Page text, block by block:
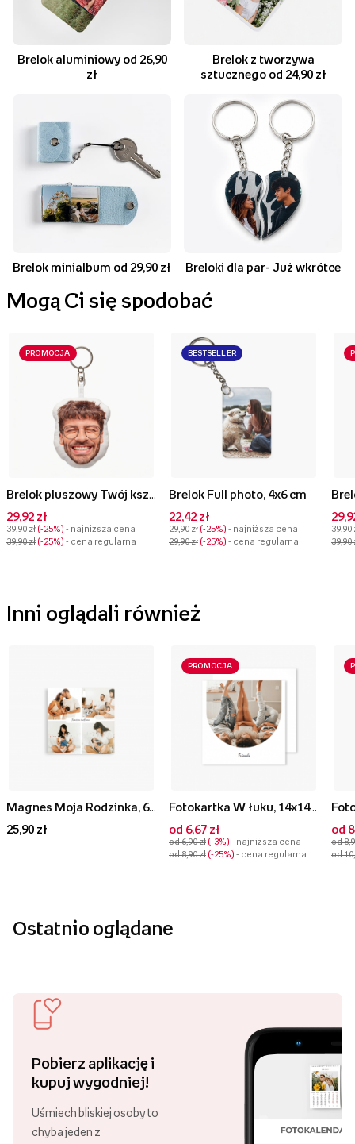
Brelok aluminiowy od 26,90
zł
Brelok z tworzywa
sztucznego od 24,90 zł
Brelok minialbum od 29,90 zł Breloki dla par- Już wkrótce
Mogą Ci się spodobać
PROMOCJA
29,92 zł
39,90 zł -25% - najniższa cena
39,90 zł -25% - cena regularna
BESTSELLER
Brelok Full photo, 4x6 cm
22,42 zł
29,90 zł -25% - najniższa cena
29,90 zł -25% - cena regularna
39,90
39,90
Inni oglądali również
Magnes Moja Rodzinka, 6x6 cm
25,90 zł
PROMOCJA
Fotokartka W łuku, 14x14 cm
od 6,67 zł
od 6,90 zł -3% - najniższa cena
od 8,90 zł -25% - cena regularna
od
od
od
Ostatnio oglądane
Pobierz aplikację i
kupuj wygodniej!
Uśmiech bliskiej osoby to
chyba jeden z